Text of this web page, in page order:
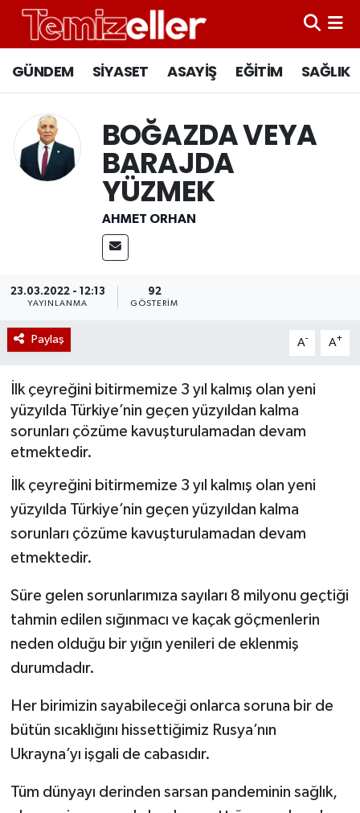
GÜNDEM SİYASET ASAYİŞ EĞİTİM SAĞLIK
BOĞAZDA VEYA
BARAJDA
YÜZMEK
AHMET ORHAN
23.03.2022 - 12:13
YAYINLANMA
92
GÖSTERIM
Paylaş A- A+
İlk çeyreğini bitirmemize 3 yıl kalmış olan yeni
yüzyılda Türkiye’nin geçen yüzyıldan kalma
sorunları çözüme kavuşturulamadan devam
etmektedir.
İlk çeyreğini bitirmemize 3 yıl kalmış olan yeni
yüzyılda Türkiye’nin geçen yüzyıldan kalma
sorunları çözüme kavuşturulamadan devam
etmektedir.
Süre gelen sorunlarımıza sayıları 8 milyonu geçtiği
tahmin edilen sığınmacı ve kaçak göçmenlerin
neden olduğu bir yığın yenileri de eklenmiş
durumdadır.
Her birimizin sayabileceği onlarca soruna bir de
bütün sıcaklığını hissettiğimiz Rusya’nın
Ukrayna’yı işgali de cabasıdır.
Tüm dünyayı derinden sarsan pandeminin sağlık,
CANLI YAYIN
ASAYİŞ
EĞİTİM
Hava Durumu
Süper Lig Puan Durumu ve Fikstür
Tüm Manşetler
Son Dakika Haberleri